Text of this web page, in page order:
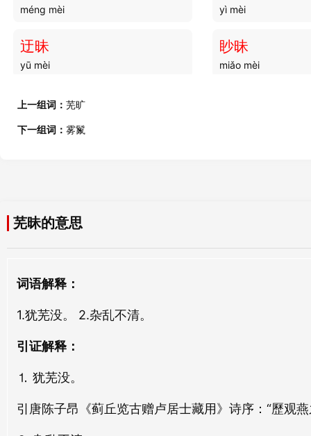
méng mèi yì mèi
迂昧
yū mèi
眇昧
miǎo mèi
沈昧
妒昧
dù mèi
ǎn mèi
芜昧
wú mèi
沦昧
上一组词： 芜旷
下一组词： 雾鬣
芜昧的意思
词语解释：
1.犹芜没。 2.杂乱不清。
引证解释：
⒈ 犹芜没。
引唐陈子昂《蓟丘览古赠卢居士藏用》诗序：“歷观